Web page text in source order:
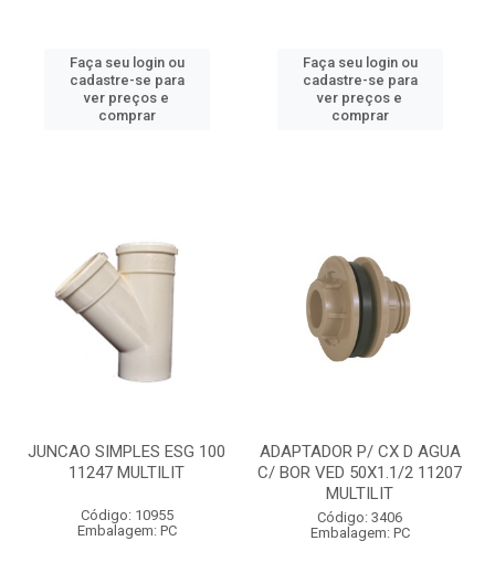
Faça seu login ou
cadastre-se para
ver preços e
comprar
Faça seu login ou
cadastre-se para
ver preços e
comprar
JUNCAO SIMPLES ESG 100
11247 MULTILIT
Código: 10955
Embalagem: PC
ADAPTADOR P/ CX D AGUA
C/ BOR VED 50X1.1/2 11207
MULTILIT
Código: 3406
Embalagem: PC